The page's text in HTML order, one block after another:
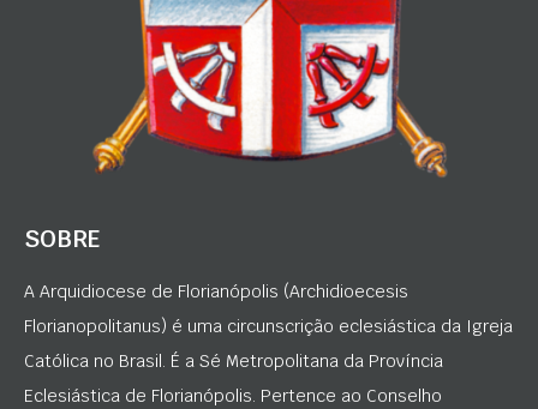
SOBRE
A Arquidiocese de Florianópolis (Archidioecesis
Florianopolitanus) é uma circunscrição eclesiástica da Igreja
Católica no Brasil. É a Sé Metropolitana da Província
Eclesiástica de Florianópolis. Pertence ao Conselho